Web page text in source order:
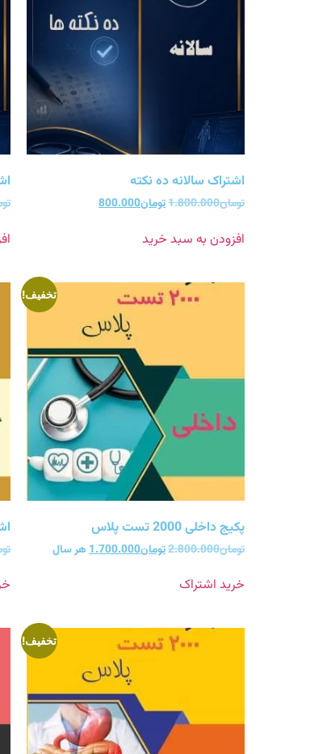
اشتراک سالانه ده نکته
تومان1.800.000تومان800.000
افزودن به سبد خرید
تخفیف!
پکیج داخلی 2000 تست پلاس
تومان2.800.000تومان1.700.000هر سال
خرید اشتراک
تخفیف!